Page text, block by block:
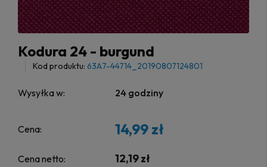
Kodura 24 - burgund
Kod produktu: 63A7-44714_20190807124801
Wysyłka w: 24 godziny
Cena: 14,99 zł
Cena netto: 12,19 zł